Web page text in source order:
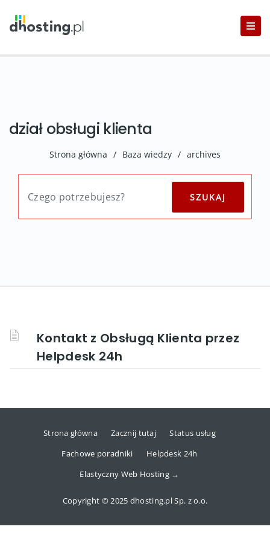
dział obsługi klienta
Strona główna / Baza wiedzy / archives
Kontakt z Obsługą Klienta przez
Helpdesk 24h
Strona główna Zacznij tutaj
Status usług
Fachowe poradniki
Helpdesk 24h
Elastyczny Web Hosting →
Copyright © 2025 dhosting.pl Sp. z o.o.